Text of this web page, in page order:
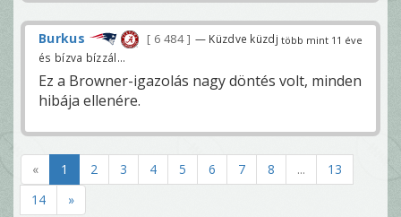
több mint 11 éve
Burkus 6 484
— Küzdve küzdj
és bízva bízzál...
Ez a Browner-igazolás nagy döntés volt, minden
hibája ellenére.
« 1 2 3 4 5 6 7 8 ...
13
14
»